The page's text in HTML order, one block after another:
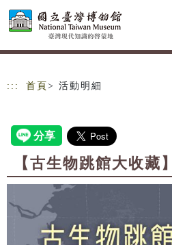
跳到主要內容
網站導覽
::: 首頁 > 活動明細
【古生物跳館大收藏